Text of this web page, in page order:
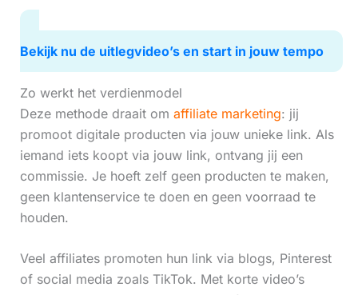
Bekijk nu de uitlegvideo’s en start in jouw tempo
Zo werkt het verdienmodel
Deze methode draait om affiliate marketing: jij
promoot digitale producten via jouw unieke link. Als
iemand iets koopt via jouw link, ontvang jij een
commissie. Je hoeft zelf geen producten te maken,
geen klantenservice te doen en geen voorraad te
houden.
Veel affiliates promoten hun link via blogs, Pinterest
of social media zoals TikTok. Met korte video’s